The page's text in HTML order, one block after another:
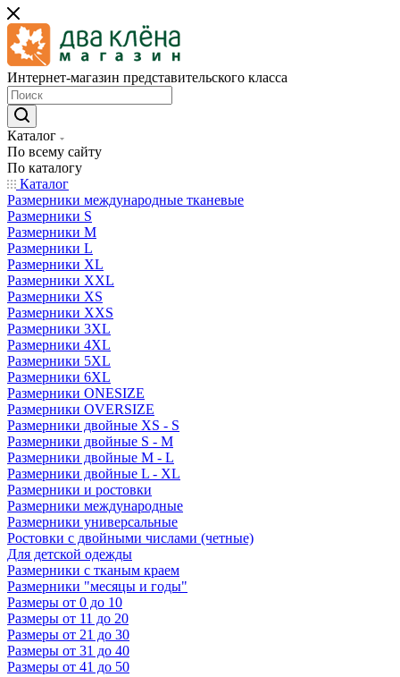
Интернет-магазин представительского класса
Каталог
По всему сайту
По каталогу
Каталог
Размерники международные тканевые
Размерники S
Размерники M
Размерники L
Размерники XL
Размерники XXL
Размерники XS
Размерники XXS
Размерники 3XL
Размерники 4XL
Размерники 5XL
Размерники 6XL
Размерники ONESIZE
Размерники OVERSIZE
Размерники двойные XS - S
Размерники двойные S - M
Размерники двойные M - L
Размерники двойные L - XL
Размерники и ростовки
Размерники международные
Размерники универсальные
Ростовки с двойными числами (четные)
Для детской одежды
Размерники с тканым краем
Размерники "месяцы и годы"
Размеры от 0 до 10
Размеры от 11 до 20
Размеры от 21 до 30
Размеры от 31 до 40
Размеры от 41 до 50